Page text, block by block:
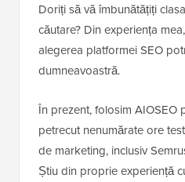
Doriți să vă îmbunătățiți
căutare? Din experiența
alegerea platformei SEO
dumneavoastră.
În prezent, folosim AIOSEO
petrecut nenumărate ore
de marketing, inclusiv
Știu din proprie experiență